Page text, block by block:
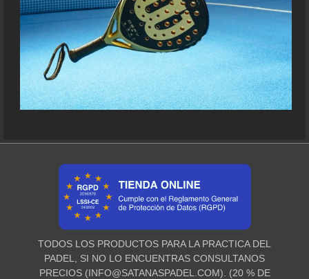
TODOS LOS PRODUCTOS PARA LA PRACTICA DEL
PADEL, SI NO LO ENCUENTRAS CONSULTANOS
PRECIOS (INFO@SATANASPADEL.COM). (20 % DE